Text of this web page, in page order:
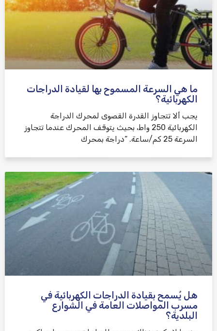
ما هي السرعة المسموح بها لقيادة الدراجات
الكهربائية؟
يجب ألا تتجاوز القدرة القصوى لمحرك الدراجة
الكهربائية 250 واط، بحيث يتوقف المحرك عندما تتجاوز
السرعة 25 كم/ساعة. “دراجة بمحرك
هل يُسمح بقيادة الدراجات الكهربائية في
مسرب المواصلات العامة في الشوارع
البلدية؟